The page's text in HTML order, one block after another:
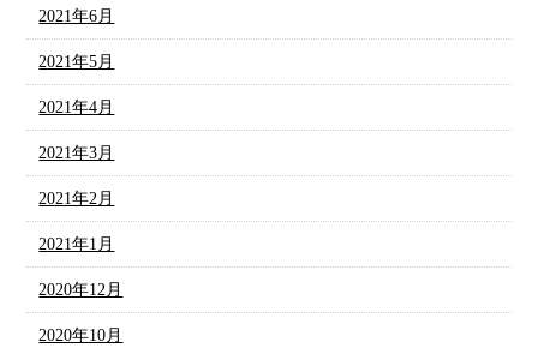
2021年6月
2021年5月
2021年4月
2021年3月
2021年2月
2021年1月
2020年12月
2020年10月